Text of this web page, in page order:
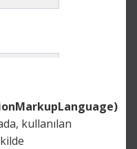
kullanılan